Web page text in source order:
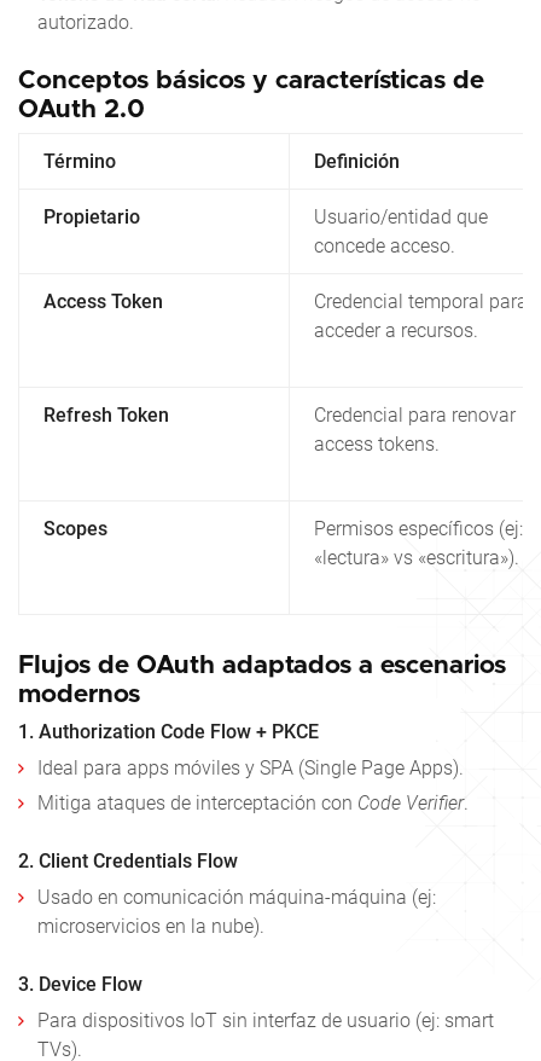
autorizado.
Conceptos básicos y características de
OAuth 2.0
Término Definición
Propietario
Usuario/entidad que
concede acceso.
Access Token
Credencial temporal para
acceder a recursos.
Refresh Token
Credencial para renovar
access tokens.
Scopes
Permisos específicos (ej:
«lectura» vs «escritura»).
Flujos de OAuth adaptados a escenarios
modernos
1. Authorization Code Flow + PKCE
Ideal para apps móviles y SPA (Single Page Apps).
Mitiga ataques de interceptación con Code Verifier.
2. Client Credentials Flow
Usado en comunicación máquina-máquina (ej:
microservicios en la nube).
3. Device Flow
Para dispositivos IoT sin interfaz de usuario (ej: smart
TVs).